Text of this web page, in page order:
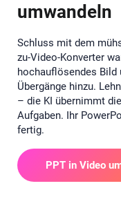
umwandeln
Schluss mit dem
zu-Video-Konverter
hochauflösendes Bild
Übergänge hinzu.
– die KI übernimmt
Aufgaben. Ihr
fertig.
PPT in Video